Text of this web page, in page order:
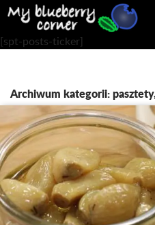
Szukaj
PRZEJDŹ
DO
[spt-posts-ticker]
Archiwum kategorii: